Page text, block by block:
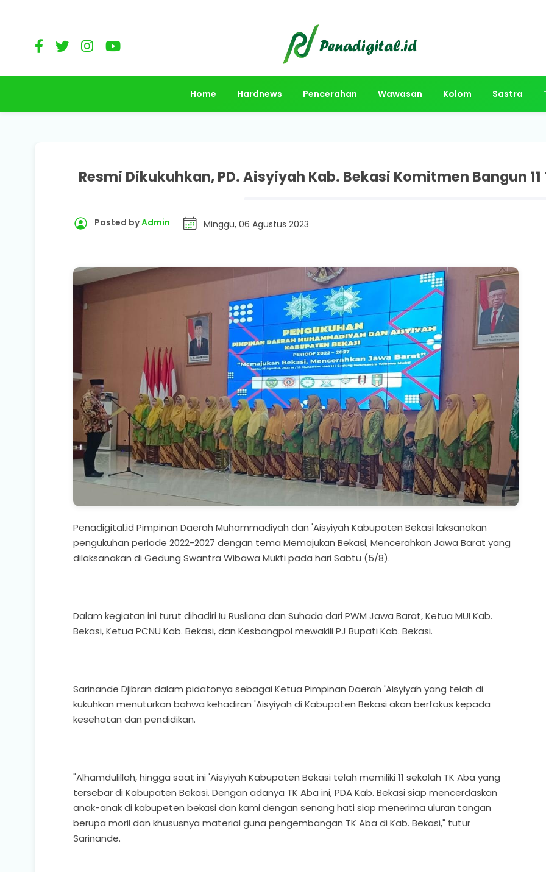
Home Hardnews Pencerahan Wawasan Kolom Sastra
Resmi Dikukuhkan, PD. Aisyiyah Kab. Bekasi Komitmen Bangun
Posted byAdmin Minggu, 06 Agustus 2023
Penadigital.id Pimpinan Daerah Muhammadiyah dan 'Aisyiyah Kabupaten Bekasi laksanakan
pengukuhan periode 2022-2027 dengan tema Memajukan Bekasi, Mencerahkan Jawa Barat yang
dilaksanakan di Gedung Swantra Wibawa Mukti pada hari Sabtu (5/8).
Dalam kegiatan ini turut dihadiri Iu Rusliana dan Suhada dari PWM Jawa Barat, Ketua MUI Kab.
Bekasi, Ketua PCNU Kab. Bekasi, dan Kesbangpol mewakili PJ Bupati Kab. Bekasi.
Sarinande Djibran dalam pidatonya sebagai Ketua Pimpinan Daerah 'Aisyiyah yang telah di
kukuhkan menuturkan bahwa kehadiran 'Aisyiyah di Kabupaten Bekasi akan berfokus kepada
kesehatan dan pendidikan.
"Alhamdulillah, hingga saat ini 'Aisyiyah Kabupaten Bekasi telah memiliki 11 sekolah TK Aba yang
tersebar di Kabupaten Bekasi. Dengan adanya TK Aba ini, PDA Kab. Bekasi siap mencerdaskan
anak-anak di kabupeten bekasi dan kami dengan senang hati siap menerima uluran tangan
berupa moril dan khususnya material guna pengembangan TK Aba di Kab. Bekasi," tutur
Sarinande.